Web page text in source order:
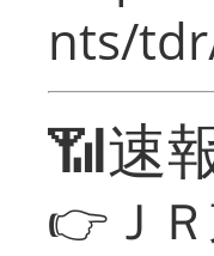
nts/
📶速
👉Ｊ